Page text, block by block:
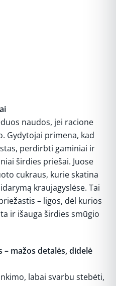
naudos, jei racione
Gydytojai primena, kad
perdirbti gaminiai ir
širdies priešai. Juose
cukraus, kurie skatina
kraujagyslėse. Tai
– ligos, dėl kurios
ir išauga širdies smūgio
mažos detalės, didelė
labai svarbu stebėti,